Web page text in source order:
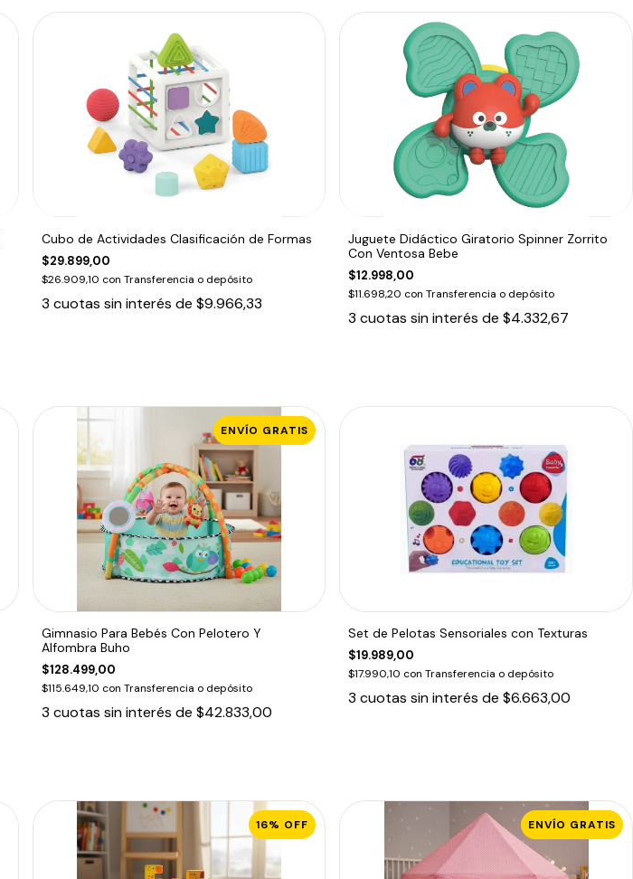
Cubo de Actividades Clasificación de Formas
$29.899,00
$26.909,10 con Transferencia o depósito
3 cuotas sin interés de $9.966,33
Juguete Didáctico Giratorio Spinner Zorrito
Con Ventosa Bebe
$12.998,00
$11.698,20 con Transferencia o depósito
3 cuotas sin interés de$4.332,67
ENVÍO GRATIS
Gimnasio Para Bebés Con Pelotero Y
Alfombra Buho
$128.499,00
$115.649,10 con Transferencia o depósito
3 cuotas sin interés de $42.833,00
Set de Pelotas Sensoriales con Texturas
$19.989,00
$17.990,10 con Transferencia o depósito
3 cuotas sin interés de$6.663,00
16% OFF ENVÍO GRATIS